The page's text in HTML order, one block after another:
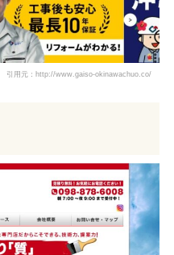
引用元：http://www.gaiso-okinawachuo.co/